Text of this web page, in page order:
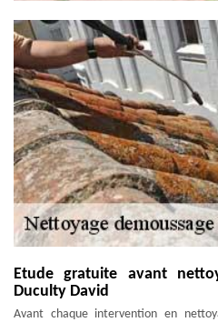
Etude gratuite avant
Duculty David
Avant chaque intervention en